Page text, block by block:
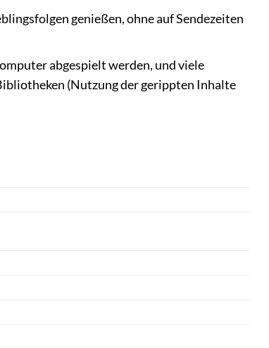
genießen, ohne auf Sendezeiten
abgespielt werden, und viele
(Nutzung der gerippten Inhalte